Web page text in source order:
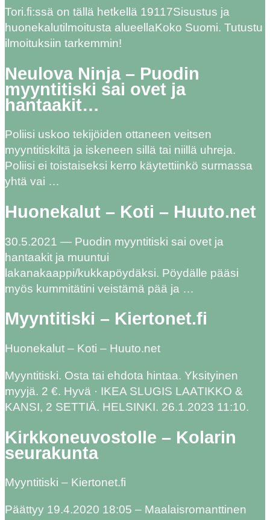
Tori.fi:ssä on tällä hetkellä 19117Sisustus ja
huonekalutilmoitusta alueellaKoko Suomi. Tutustu
ilmoituksiin tarkemmin!
Neulova Ninja – Puodin
myyntitiski sai ovet ja
hantaakit…
Poliisi uskoo tekijöiden ottaneen veitsen
myyntitiskiltä ja iskeneen sillä tai niillä uhreja.
Poliisi ei toistaiseksi kerro käytettiinkö surmassa
yhtä vai …
Huonekalut – Koti – Huuto.net
30.5.2021 — Puodin myyntitiski sai ovet ja
hantaakit ja muuntui
lakanakaappi/kukkapöydäksi. Pöydälle pääsi
myös kummitätini veistämä pää ja …
Myyntitiski – Kiertonet.fi
Huonekalut – Koti – Huuto.net
Myyntitiski. Osta tai ehdota hintaa. Yksityinen
myyjä. 2 €. Hyvä · IKEA SLUGIS LAATIKKO &
KANSI, 2 SETTIÄ. HELSINKI. 26.1.2023 11:10.
Kirkkoneuvostolle – Kolarin
seurakunta
Myyntitiski – Kiertonet.fi
Päättyy 19.4.2020 18:05 – Maalaisromanttinen